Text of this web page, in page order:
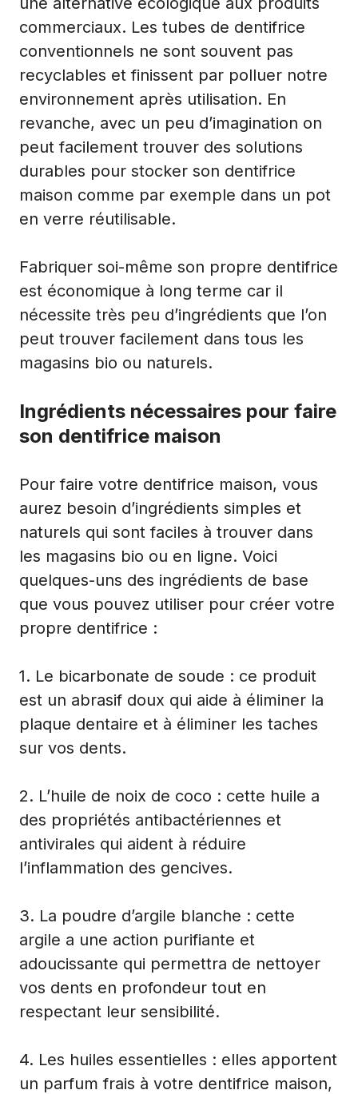
commerciaux. Les tubes de dentifrice
conventionnels ne sont souvent pas
recyclables et finissent par polluer notre
environnement après utilisation. En
revanche, avec un peu d’imagination on
peut facilement trouver des solutions
durables pour stocker son dentifrice
maison comme par exemple dans un pot
en verre réutilisable.
Fabriquer soi-même son propre dentifrice
est économique à long terme car il
nécessite très peu d’ingrédients que l’on
peut trouver facilement dans tous les
magasins bio ou naturels.
Ingrédients nécessaires pour faire
son dentifrice maison
Pour faire votre dentifrice maison, vous
aurez besoin d’ingrédients simples et
naturels qui sont faciles à trouver dans
les magasins bio ou en ligne. Voici
quelques-uns des ingrédients de base
que vous pouvez utiliser pour créer votre
propre dentifrice :
1. Le bicarbonate de soude : ce produit
est un abrasif doux qui aide à éliminer la
plaque dentaire et à éliminer les taches
sur vos dents.
2. L’huile de noix de coco : cette huile a
des propriétés antibactériennes et
antivirales qui aident à réduire
l’inflammation des gencives.
3. La poudre d’argile blanche : cette
argile a une action purifiante et
adoucissante qui permettra de nettoyer
vos dents en profondeur tout en
respectant leur sensibilité.
4. Les huiles essentielles : elles apportent
un parfum frais à votre dentifrice maison,